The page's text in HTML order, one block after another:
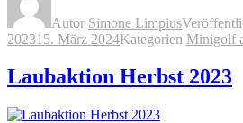
Autor Simone Limpius
202315. März 2024Kategorien Minigolf
Laubaktion Herbst 2023